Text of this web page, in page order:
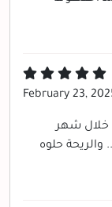
February 23,
خلال شهر
والريحة حلوه